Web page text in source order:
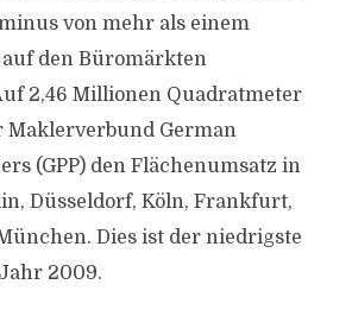
von mehr als einem
den Büromärkten
2,46 Millionen Quadratmeter
Maklerverbund German
(GPP) den Flächenumsatz in
Düsseldorf, Köln, Frankfurt,
Dies ist der niedrigste
2009.